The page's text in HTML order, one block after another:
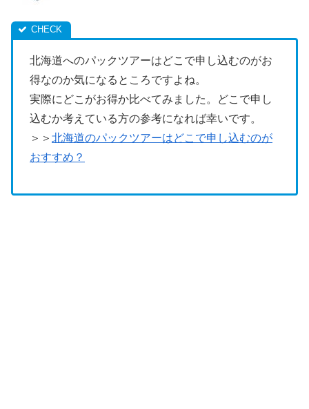
北海道へのパックツアーはどこで申し込むのがお
得なのか気になるところですよね。
実際にどこがお得か比べてみました。どこで申し
込むか考えている方の参考になれば幸いです。
＞＞ 北海道のパックツアーはどこで申し込むのが
おすすめ？